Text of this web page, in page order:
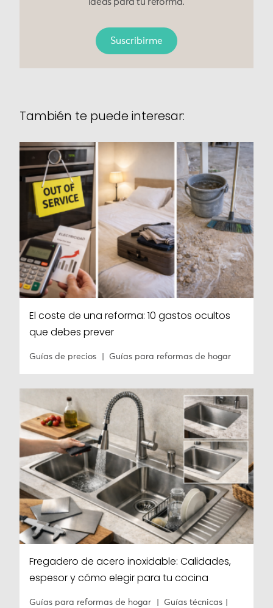
ideas para tu reforma.
Suscribirme
También te puede interesar:
El coste de una reforma: 10 gastos ocultos
que debes prever
Guías de precios Guías para reformas de hogar
Fregadero de acero inoxidable: Calidades,
espesor y cómo elegir para tu cocina
Guías para reformas de hogar
Guías técnicas